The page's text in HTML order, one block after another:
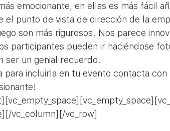
emocionante, en ellas es más fácil
el punto de vista de dirección de la
son más rigurosos. Nos parece
participantes pueden ir haciéndose
ser un genial recuerdo.
para incluirla en tu evento contacta
vc_column][/vc_row]